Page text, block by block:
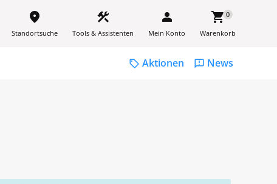
place
Standortsuche
construction
Tools & Assistenten
person
Mein Konto
shopping_cart0
Warenkorb
sell Aktionen feedback News